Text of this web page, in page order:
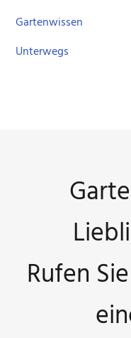
Gartenwissen
Unterwegs
Rufen